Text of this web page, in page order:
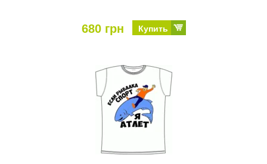
680 грн Купить